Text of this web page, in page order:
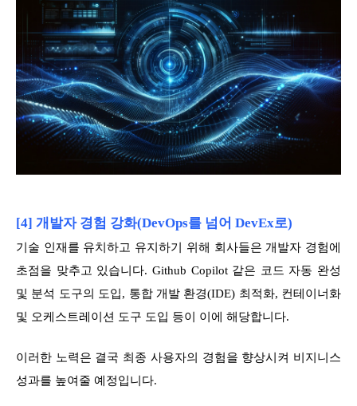
[4] 개발자 경험 강화(DevOps를 넘어 DevEx로)
기술 인재를 유치하고 유지하기 위해 회사들은 개발자 경험에
초점을 맞추고 있습니다. Github Copilot 같은 코드 자동 완성
및 분석 도구의 도입, 통합 개발 환경(IDE) 최적화, 컨테이너화
및 오케스트레이션 도구 도입 등이 이에 해당합니다.
이러한 노력은 결국 최종 사용자의 경험을 향상시켜 비지니스
성과를 높여줄 예정입니다.